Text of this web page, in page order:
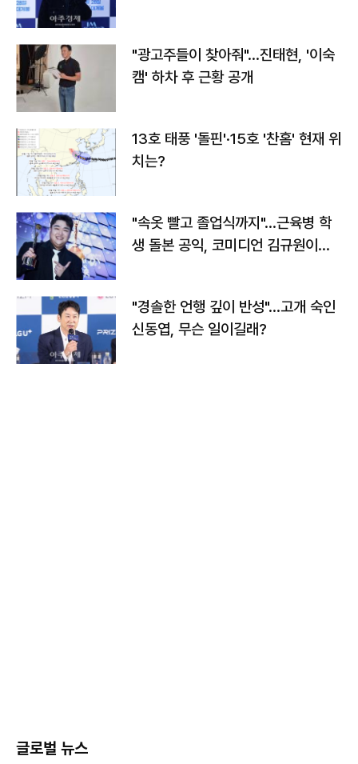
"광고주들이 찾아줘"…진태현, '이숙
캠' 하차 후 근황 공개
13호 태풍 '돌핀'·15호 '찬홈' 현재 위
치는?
"속옷 빨고 졸업식까지"…근육병 학
생 돌본 공익, 코미디언 김규원이었
"경솔한 언행 깊이 반성"…고개 숙인
신동엽, 무슨 일이길래?
글로벌 뉴스